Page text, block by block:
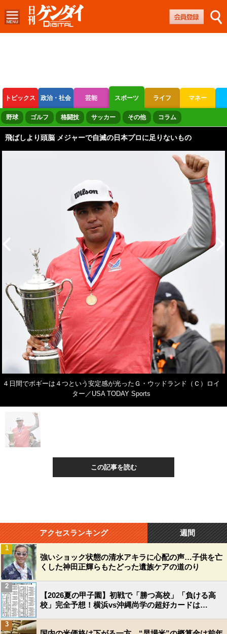
トピックス 政治・社会 芸能 スポーツ ライフ マネー
ボートレース 競輪 オートレース
野球 ゴルフ 格闘技 サッカー その他 コラム
飛ばしより頭脳 メジャーで自滅の日本プロに足りないもの
４日間でボギーは４つという安定感が光ったＧ・ウッドランド（Ｃ）ロイ
ター／USA TODAY Sports
この記事を読む
アクセスランキング 週間
強いショック状態の清水アキラに心配の声…子供を亡
くした神田正輝らもたどった遺族ケアの道のり
1
【2026夏の甲子園】初戦で「勝つ高校」「負ける高
校」完全予想！横浜vs沖縄尚学の超好カードは…
2
3